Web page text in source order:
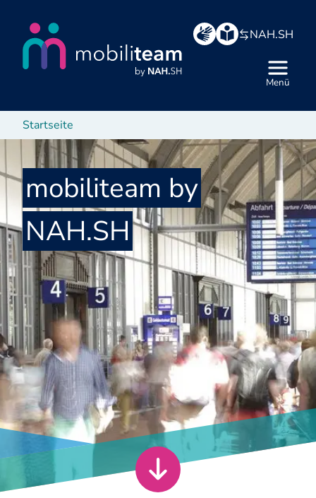
NAH.SH
Menü
Startseite
mobiliteam by
NAH.SH